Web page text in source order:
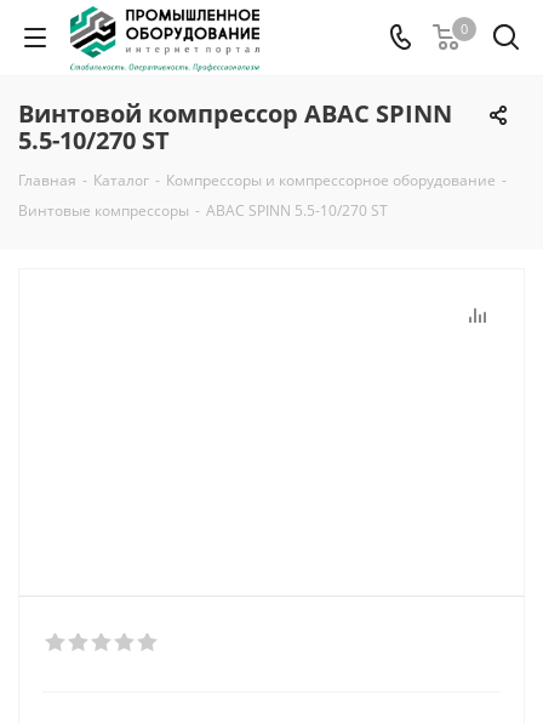
0
Винтовой компрессор ABAC SPINN
5.5-10/270 ST
Главная - Каталог - Компрессоры и компрессорное оборудование -
Винтовые компрессоры - ABAC SPINN 5.5-10/270 ST